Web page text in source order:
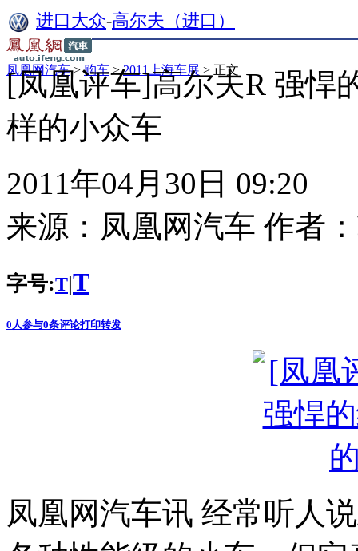
进口大众-高尔夫（进口）
凤凰网汽车>购车>2011上海车展 > 正文
[凤凰评车]高尔夫R 强悍
样的小众车
2011年04月30日 09:20
来源： 凤凰网汽车 作者：
字号:T|T
0 人参与0条评论打印转发
凤凰网汽车讯 经常听人